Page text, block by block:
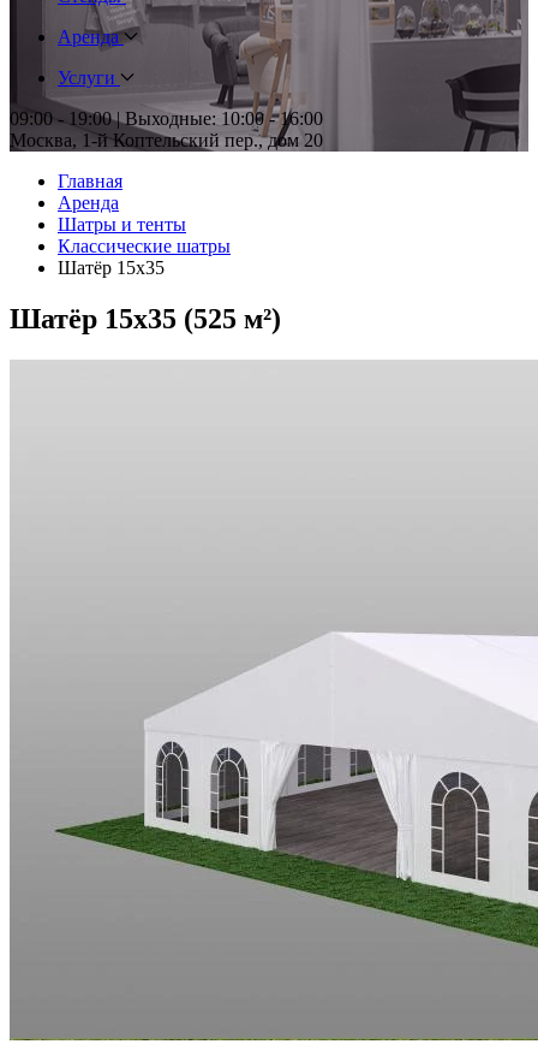
Аренда
Услуги
09:00 - 19:00 | Выходные: 10:00 - 16:00
Москва, 1-й Коптельский пер., дом 20
Главная
Аренда
Шатры и тенты
Классические шатры
Шатёр 15x35
Шатёр 15x35 (525 м²)